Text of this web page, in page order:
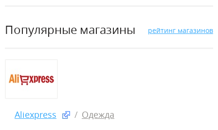
Популярные магазины рейтинг магазинов
Aliexpress Одежда